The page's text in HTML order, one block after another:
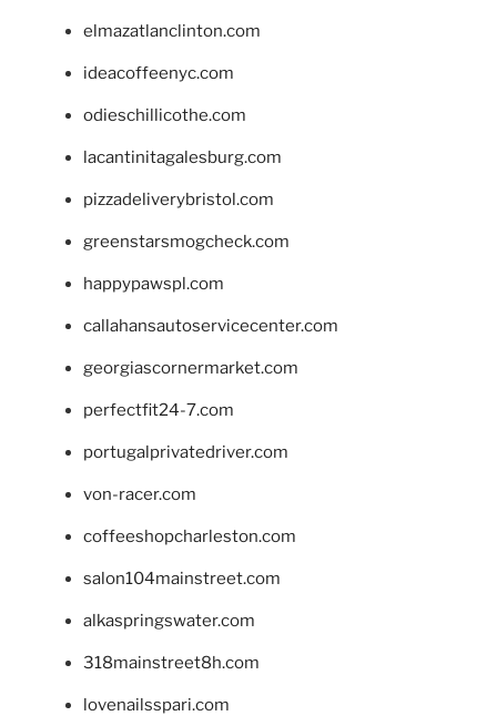
elmazatlanclinton.com
ideacoffeenyc.com
odieschillicothe.com
lacantinitagalesburg.com
pizzadeliverybristol.com
greenstarsmogcheck.com
happypawspl.com
callahansautoservicecenter.com
georgiascornermarket.com
perfectfit24-7.com
portugalprivatedriver.com
von-racer.com
coffeeshopcharleston.com
salon104mainstreet.com
alkaspringswater.com
318mainstreet8h.com
lovenailsspari.com